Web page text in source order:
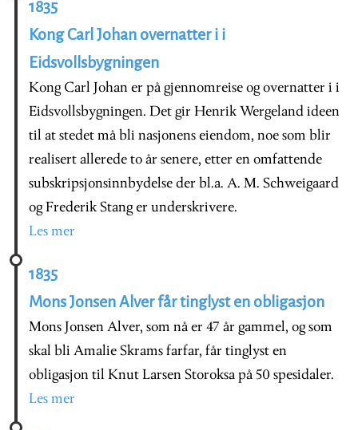
1835
Kong Carl Johan overnatter i i
Eidsvollsbygningen
Kong Carl Johan er på gjennomreise og overnatter i i
Eidsvollsbygningen. Det gir Henrik Wergeland ideen
til at stedet må bli nasjonens eiendom, noe som blir
realisert allerede to år senere, etter en omfattende
subskripsjonsinnbydelse der bl.a. A. M. Schweigaard
og Frederik Stang er underskrivere.
Les mer
1835
Mons Jonsen Alver får tinglyst en obligasjon
Mons Jonsen Alver, som nå er 47 år gammel, og som
skal bli Amalie Skrams farfar, får tinglyst en
obligasjon til Knut Larsen Storoksa på 50 spesidaler.
Les mer